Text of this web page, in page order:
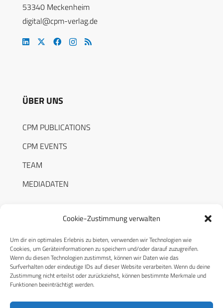
Cookie-Zustimmung verwalten
Um dir ein optimales Erlebnis zu bieten, verwenden wir Technologien wie
Cookies, um Geräteinformationen zu speichern und/oder darauf zuzugreifen.
Wenn du diesen Technologien zustimmst, können wir Daten wie das
Surfverhalten oder eindeutige IDs auf dieser Website verarbeiten. Wenn du deine
Zustimmung nicht erteilst oder zurückziehst, können bestimmte Merkmale und
Funktionen beeinträchtigt werden.
53340 Meckenheim
digital@cpm-verlag.de
ÜBER UNS
CPM PUBLICATIONS
CPM EVENTS
TEAM
MEDIADATEN
RECHTLICHES
Datenschutzerklärung
Cookie-Richtlinie (EU)